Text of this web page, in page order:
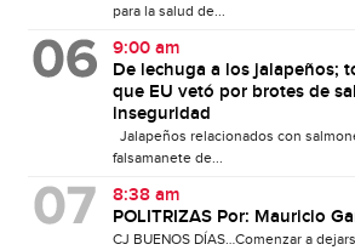
para la salud de...
9:00 am
De lechuga a los jalapeños;
que EU vetó por brotes de
inseguridad
Jalapeños relacionados con
falsamanete de...
8:38 am
POLITRIZAS Por: Mauricio
CJ BUENOS DÍAS…Comenzar a